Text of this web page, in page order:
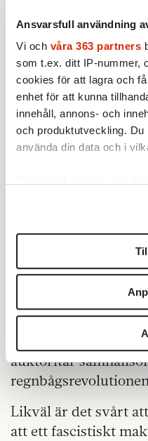
Ansvarsfull användning
Vi och våra 363 partners
som t.ex. ditt IP-nummer,
cookies för att lagra och
enhet för att kunna
innehåll, annons- och
och produktutveckling.
använda din data och i
Du kan ändra eller dra
helst från cookie-
Vi använder
för sociala medier och
vidarebefordrar även
information från din enhet
annons- och
Dessa kan i sin tur
information som du har
Om du vill läsa mer om
kan du göra dethär.
På sätt och vis är
oroliga,
samtidsmänniska –
och återhållsamhet
auktoritär
Likväl är det svårt
att ett fascistiskt